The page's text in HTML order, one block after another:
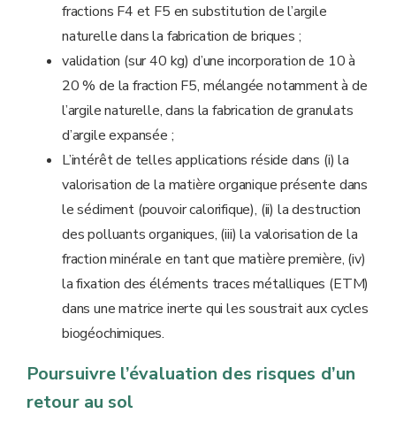
fractions F4 et F5 en substitution de l’argile
naturelle dans la fabrication de briques ;
validation (sur 40 kg) d’une incorporation de 10 à
20 % de la fraction F5, mélangée notamment à de
l’argile naturelle, dans la fabrication de granulats
d’argile expansée ;
L’intérêt de telles applications réside dans (i) la
valorisation de la matière organique présente dans
le sédiment (pouvoir calorifique), (ii) la destruction
des polluants organiques, (iii) la valorisation de la
fraction minérale en tant que matière première, (iv)
la fixation des éléments traces métalliques (ETM)
dans une matrice inerte qui les soustrait aux cycles
biogéochimiques.
Poursuivre l’évaluation des risques d’un
retour au sol